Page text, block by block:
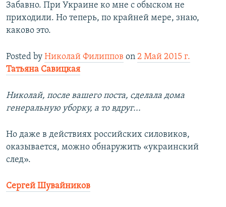
Забавно. При Украине ко мне с обыском не
приходили. Но теперь, по крайней мере, знаю,
каково это.
Posted by Николай Филиппов on 2 Май 2015 г.
Татьяна Савицкая
Николай, после вашего поста, сделала дома
генеральную уборку, а то вдруг...
Но даже в действиях российских силовиков,
оказывается, можно обнаружить «украинский
след».
Сергей Шувайников